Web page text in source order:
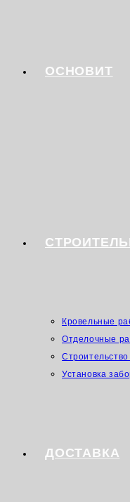
ОСНОВИТ
Кровельные
Отделочные
Установка
ДОСТАВКА